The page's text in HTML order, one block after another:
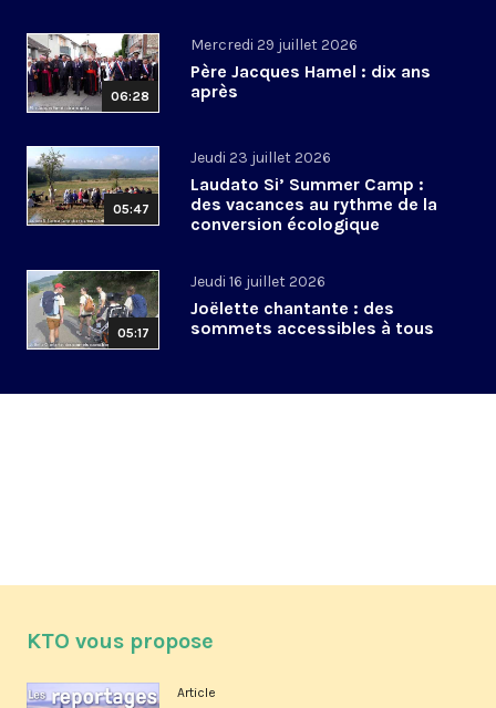
06:28
Mercredi 29 juillet 2026
Père Jacques Hamel : dix ans
après
05:47
Jeudi 23 juillet 2026
Laudato Si’ Summer Camp :
des vacances au rythme de la
conversion écologique
05:17
Jeudi 16 juillet 2026
Joëlette chantante : des
sommets accessibles à tous
KTO vous propose
Article